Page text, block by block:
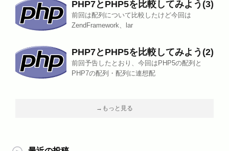
PHP7とPHP5を比較してみよう(3)
前回は配列について比較したけど今回は
ZendFramework、lar
PHP7とPHP5を比較してみよう(2)
前回予告したとおり、今回はPHP5の配列と
PHP7の配列・配列に連想配
→もっと見る